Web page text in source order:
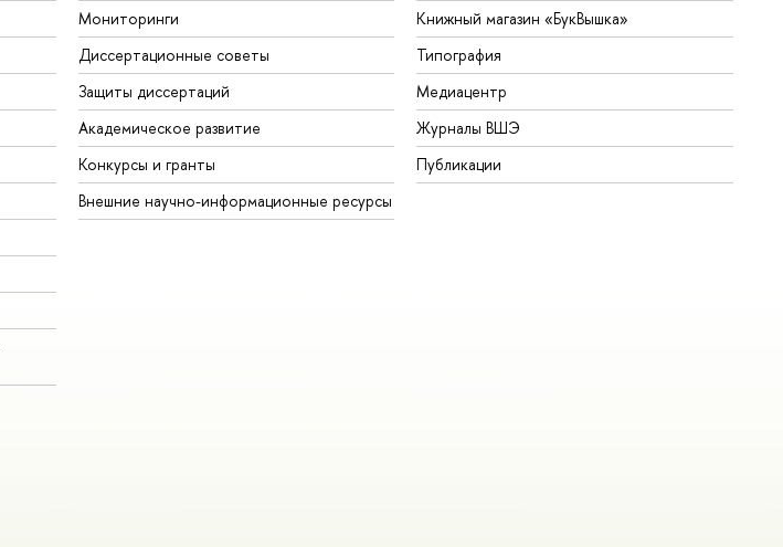
Мониторинги
Диссертационные советы
Защиты диссертаций
Академическое развитие
Конкурсы и гранты
Внешние научно-информационные ресурсы
Книжный магазин «БукВышка»
Типография
Медиацентр
Журналы ВШЭ
Публикации